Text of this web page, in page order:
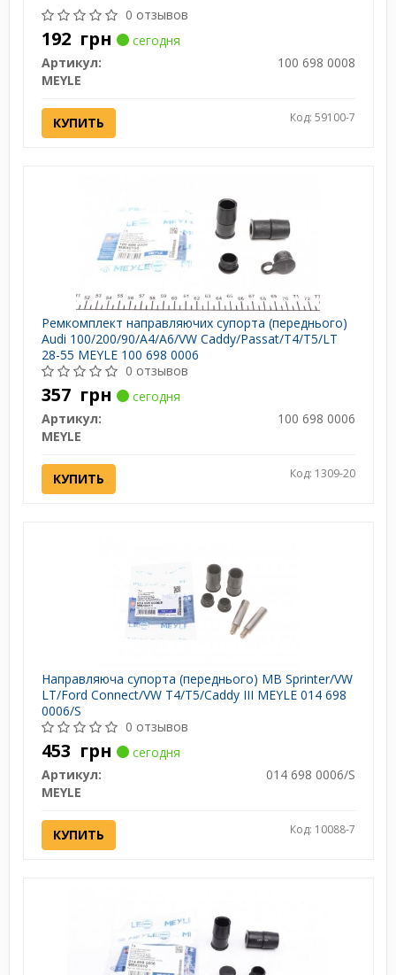
0 отзывов
192 грн
сегодня
Артикул:
100 698 0008
MEYLE
КУПИТЬ Код: 59100-7
Ремкомплект направляючих супорта (переднього)
Audi 100/200/90/A4/A6/VW Caddy/Passat/T4/T5/LT
28-55 MEYLE 100 698 0006
0 отзывов
357 грн
сегодня
Артикул:
100 698 0006
MEYLE
КУПИТЬ Код: 1309-20
Направляюча супорта (переднього) MB Sprinter/VW
LT/Ford Connect/VW T4/T5/Caddy III MEYLE 014 698
0006/S
0 отзывов
453 грн
сегодня
Артикул:
014 698 0006/S
MEYLE
КУПИТЬ Код: 10088-7